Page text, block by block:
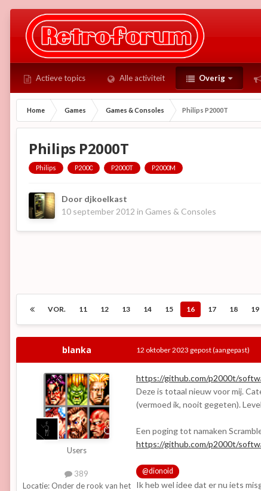
Actieve topics Alle activiteit Overig
Home Games Games & Consoles Philips P2000T
Philips P2000T
Philips P2000 P2000T P2000M
Door djkoelkast
10 september 2012 in Games & Consoles
VOR. 11 12 13 14 15 16 17 18 19
blanka
Users
389
Locatie:Onder de rook van het
12 oktober 2023 gepost(aangepast)
https://github.com/p2000t/
Deze is totaal nieuw voor mij.
(vermoed ik, nooit gegeten).
Een poging tot namaken
https://github.com/p2000t/
@dionoid
Ik heb wel idee dat er nu iets